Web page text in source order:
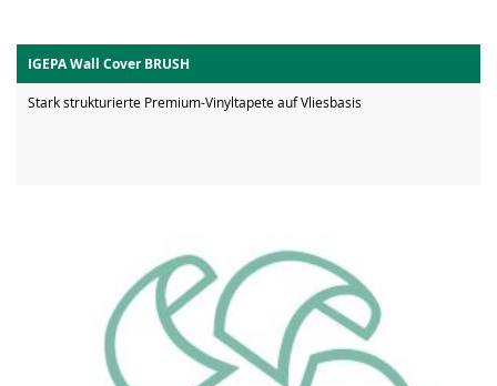
IGEPA Wall Cover BRUSH
Stark strukturierte Premium-Vinyltapete auf Vliesbasis